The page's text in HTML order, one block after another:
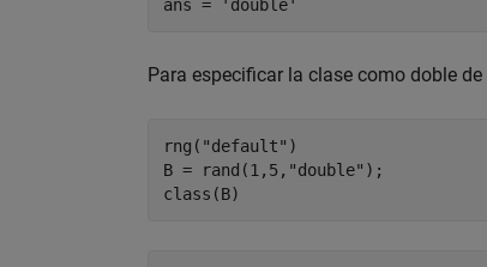
ans = 'double'
Para especificar la clase como doble
rng( "default" )
B = rand(1,5, "double" );
class(B)